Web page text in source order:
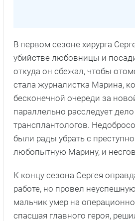
В первом сезоне хирурга
убийстве любовницы и
откуда он сбежал, чтобы
стала журналистка Марина,
бесконечной очереди за
параллельно расследует
трансплантологов.
были рады убрать с
любопытную Марину, и
К концу сезона Сергея
работе, но провел
мальчик умер на
спасшая главного героя,